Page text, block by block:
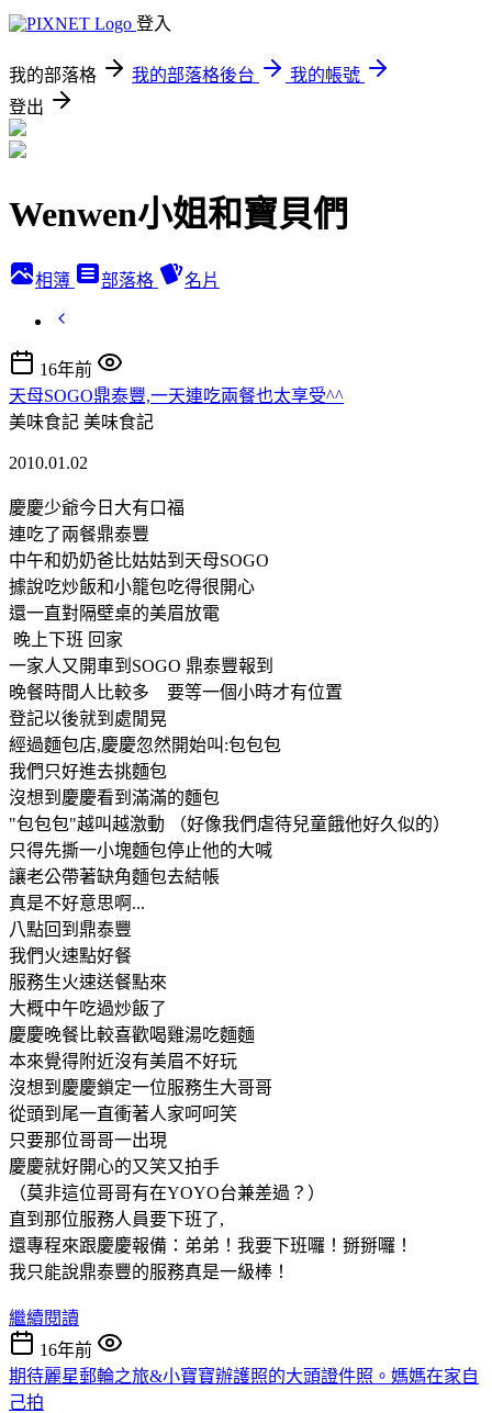
登入
我的部落格 我的部落格後台
我的帳號
登出
Wenwen小姐和寶貝們
相簿 部落格 名片
16年前
天母SOGO鼎泰豐,一天連吃兩餐也太享受^^
美味食記 美味食記
2010.01.02
慶慶少爺今日大有口福
連吃了兩餐鼎泰豐
中午和奶奶爸比姑姑到天母SOGO
據說吃炒飯和小籠包吃得很開心
還一直對隔壁桌的美眉放電
晚上下班 回家
一家人又開車到SOGO 鼎泰豐報到
晚餐時間人比較多 要等一個小時才有位置
登記以後就到處閒晃
經過麵包店,慶慶忽然開始叫:包包包
我們只好進去挑麵包
沒想到慶慶看到滿滿的麵包
"包包包"越叫越激動 （好像我們虐待兒童餓他好久似的）
只得先撕一小塊麵包停止他的大喊
讓老公帶著缺角麵包去結帳
真是不好意思啊...
八點回到鼎泰豐
我們火速點好餐
服務生火速送餐點來
大概中午吃過炒飯了
慶慶晚餐比較喜歡喝雞湯吃麵麵
本來覺得附近沒有美眉不好玩
沒想到慶慶鎖定一位服務生大哥哥
從頭到尾一直衝著人家呵呵笑
只要那位哥哥一出現
慶慶就好開心的又笑又拍手
（莫非這位哥哥有在YOYO台兼差過？）
直到那位服務人員要下班了,
還專程來跟慶慶報備：弟弟！我要下班囉！掰掰囉！
我只能說鼎泰豐的服務真是一級棒！
繼續閱讀
16年前
期待麗星郵輪之旅&小寶寶辦護照的大頭證件照。媽媽在家自
己拍